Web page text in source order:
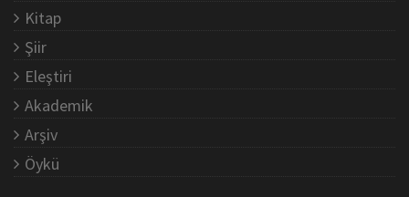
Kitap
Şiir
Eleştiri
Akademik
Arşiv
Öykü